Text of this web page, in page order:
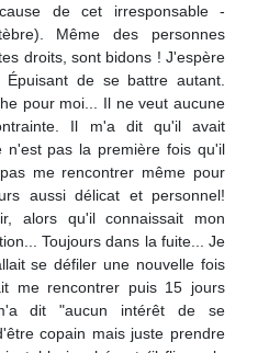
de cet irresponsable -
Même des personnes
droits, sont bidons ! J'espère
de se battre autant.
pour moi... Il ne veut aucune
Il m'a dit qu'il avait
n'est pas la première fois qu'il
me rencontrer même pour
aussi délicat et personnel!
alors qu'il connaissait mon
Toujours dans la fuite... Je
se défiler une nouvelle fois
me rencontrer puis 15 jours
dit "aucun intérêt de se
copain mais juste prendre